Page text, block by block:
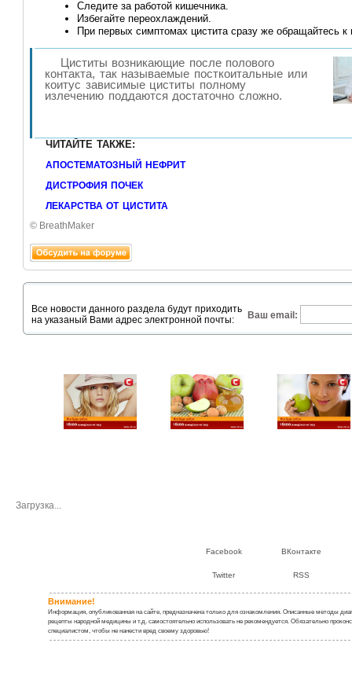
Следите за работой кишечника.
Избегайте переохлаждений.
При первых симптомах цистита сразу же обращайтесь к
Циститы возникающие после полового
контакта, так называемые посткоитальные или
коитус зависимые циститы полному
излечению поддаются достаточно сложно.
ЧИТАЙТЕ ТАКЖЕ:
АПОСТЕМАТОЗНЫЙ НЕФРИТ
ДИСТРОФИЯ ПОЧЕК
ЛЕКАРСТВА ОТ ЦИСТИТА
© BreathMaker
Все новости данного раздела будут приходить
на указаный Вами адрес электронной почты:
Ваш email:
Загрузка...
Facebook ВКонтакте
Twitter RSS
Внимание!
Информация, опубликованная на сайте, предназначена только для ознакомления. Описанные методы
рецепты народной медицины и т.д. самостоятельно использовать не рекомендуется. Обязательно
специалистом, чтобы не нанести вред своему здоровью!